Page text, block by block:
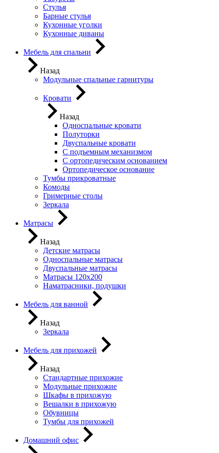
Стулья
Барные стулья
Кухонные уголки
Кухонные диваны
Мебель для спальни
Назад
Модульные спальные гарнитуры
Кровати
Назад
Односпальные кровати
Полуторки
Двуспальные кровати
С подъемным механизмом
С ортопедическим основанием
Ортопедическое основание
Тумбы прикроватные
Комоды
Гримерные столы
Зеркала
Матрасы
Назад
Детские матрасы
Односпальные матрасы
Двуспальные матрасы
Матрасы 120х200
Наматрасники, подушки
Мебель для ванной
Назад
Зеркала
Мебель для прихожей
Назад
Стандартные прихожие
Модульные прихожие
Шкафы в прихожую
Вешалки в прихожую
Обувницы
Тумбы для прихожей
Домашний офис